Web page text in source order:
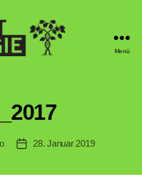
Menü
Veröffentlichungsdatum
28. Januar 2019